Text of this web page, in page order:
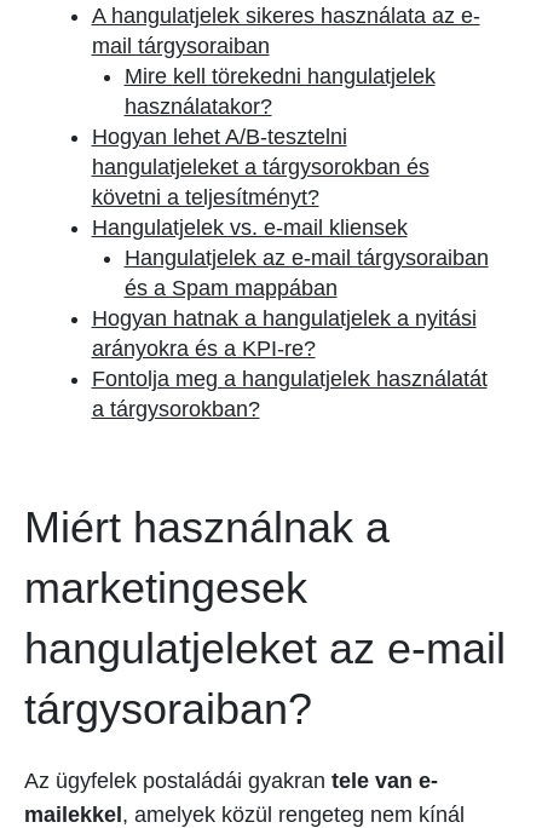
A hangulatjelek sikeres használata az e-
mail tárgysoraiban
Mire kell törekedni hangulatjelek
használatakor?
Hogyan lehet A/B-tesztelni
hangulatjeleket a tárgysorokban és
követni a teljesítményt?
Hangulatjelek vs. e-mail kliensek
Hangulatjelek az e-mail tárgysoraiban
és a Spam mappában
Hogyan hatnak a hangulatjelek a nyitási
arányokra és a KPI-re?
Fontolja meg a hangulatjelek használatát
a tárgysorokban?
Miért használnak a
marketingesek
hangulatjeleket az e-mail
tárgysoraiban?
Az ügyfelek postaládái gyakran tele van e-
mailekkel , amelyek közül rengeteg nem kínál